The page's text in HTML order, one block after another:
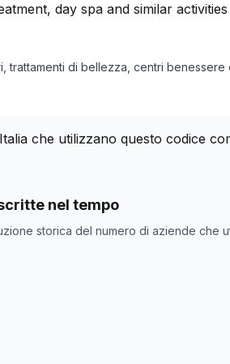
day spa and similar activities
trattamenti di bellezza, centri benessere
che utilizzano questo codice
nel tempo
storica del numero di aziende che
con codice ATECO
Numero aziende